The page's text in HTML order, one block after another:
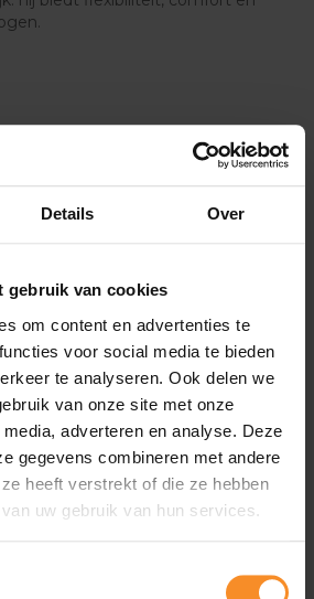
Details Over
gebruik van cookies
om content en advertenties te
voor social media te bieden
te analyseren. Ook delen we
van onze site met onze
adverteren en analyse. Deze
gegevens combineren met andere
heeft verstrekt of die ze hebben
uw gebruik van hun services.
voor natte omstandigheden